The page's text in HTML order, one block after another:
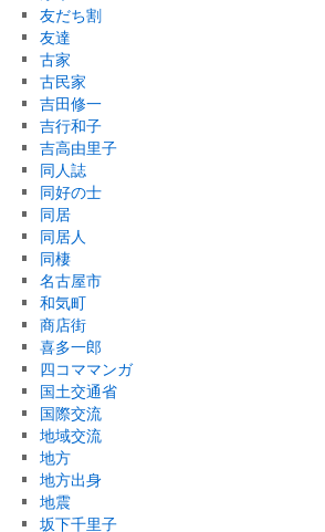
友だち割
友達
古家
古民家
吉田修一
吉行和子
吉高由里子
同人誌
同好の士
同居
同居人
同棲
名古屋市
和気町
商店街
喜多一郎
四コママンガ
国土交通省
国際交流
地域交流
地方
地方出身
地震
坂下千里子